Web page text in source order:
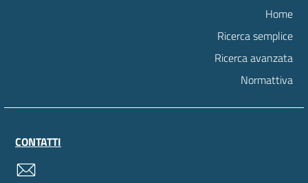
Home
Ricerca semplice
Ricerca avanzata
Normattiva
CONTATTI